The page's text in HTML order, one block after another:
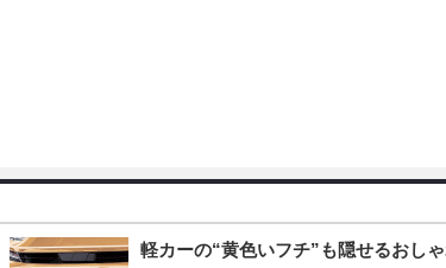
軽カーの“黄色いフチ”も隠せるおし